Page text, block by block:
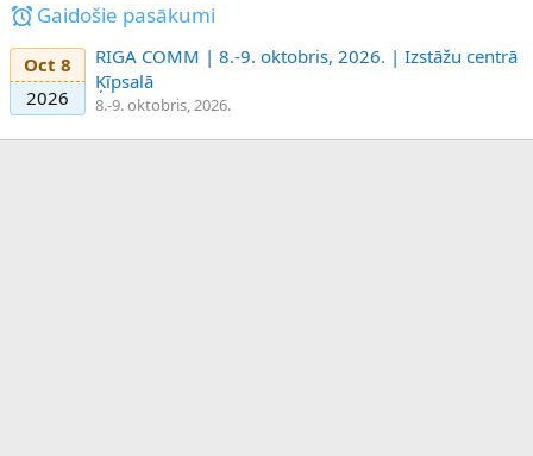
Gaidošie pasākumi
Oct 8
2026
RIGA COMM | 8.-9. oktobris, 2026. | Izstāžu centrā
Ķīpsalā
8.-9. oktobris, 2026.